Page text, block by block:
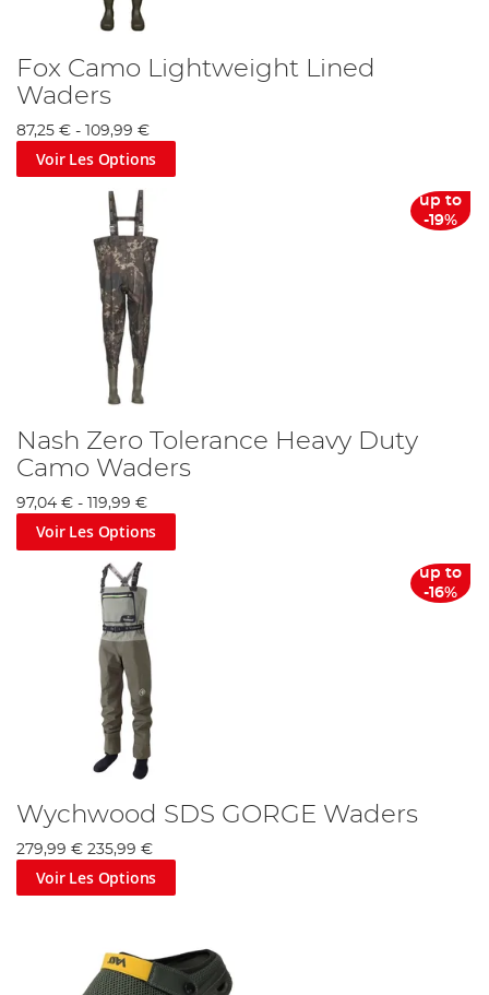
Fox Camo Lightweight Lined
Waders
87,25 € - 109,99 €
Voir Les Options
up to
-19%
Nash Zero Tolerance Heavy Duty
Camo Waders
97,04 € - 119,99 €
Voir Les Options
up to
-16%
Wychwood SDS GORGE Waders
279,99 € 235,99 €
Voir Les Options